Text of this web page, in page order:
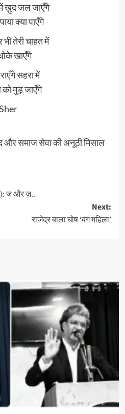
ख़ुद जल जाएँगे
क्या पाएँगे
तेरी चाहत में
खाएँगे
सहरा में
को मुड़ जाएँगे
और समाज सेवा की अनूठी मिसाल
ज और ज़..
Next:
राजेंद्र बाला घोष ‘बंग महिला’